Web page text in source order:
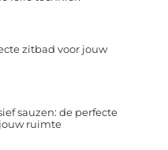
zitbad voor jouw
sauzen: de perfecte
ruimte